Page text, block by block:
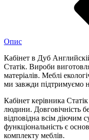
Опис
Кабінет в Дуб
Статік. Вироби
матеріалів. Меблі
ми завжди підтримуємо
Кабінет керівника
людини. Довговічність
відповідна всім діючим
функціональність є
комплекту меблів.